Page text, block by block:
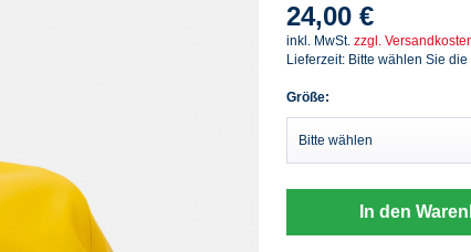
24,00 €
inkl. MwSt. zzgl.
Lieferzeit: Bitte wählen Sie die
Größe:
In den